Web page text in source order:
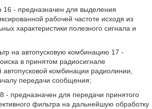
16 - предназначен для выделения
рабочей частоте исходя из
характеристики полезного сигнала и
на автопусковую комбинацию 17 -
в принятом радиосигнале
комбинации радиолинии,
передачи сообщения;
- предназначен для передачи принятого
фильтра на дальнейшую обработку